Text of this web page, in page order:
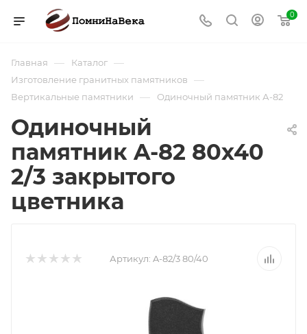
0
Главная — Каталог —
Изготовление гранитных памятников —
Вертикальные памятники — Одиночный памятник А-82
Одиночный
памятник A-82 80х40
2/3 закрытого
цветника
Артикул: A-82/3 80/40